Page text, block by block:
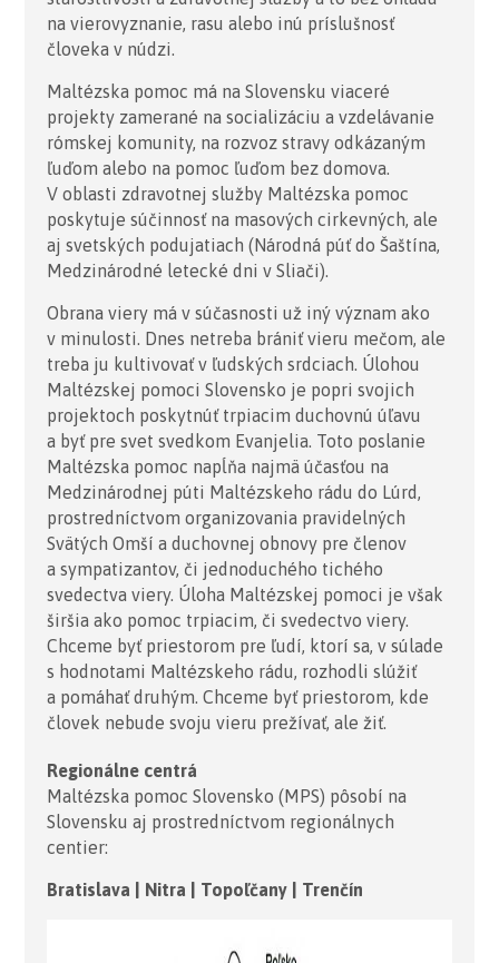
na vierovyznanie, rasu alebo inú príslušnosť
človeka v núdzi.
Maltézska pomoc má na Slovensku viaceré
projekty zamerané na socializáciu a vzdelávanie
rómskej komunity, na rozvoz stravy odkázaným
ľuďom alebo na pomoc ľuďom bez domova.
V oblasti zdravotnej služby Maltézska pomoc
poskytuje súčinnosť na masových cirkevných, ale
aj svetských podujatiach (Národná púť do Šaštína,
Medzinárodné letecké dni v Sliači).
Obrana viery má v súčasnosti už iný význam ako
v minulosti. Dnes netreba brániť vieru mečom, ale
treba ju kultivovať v ľudských srdciach. Úlohou
Maltézskej pomoci Slovensko je popri svojich
projektoch poskytnúť trpiacim duchovnú úľavu
a byť pre svet svedkom Evanjelia. Toto poslanie
Maltézska pomoc napĺňa najmä účasťou na
Medzinárodnej púti Maltézskeho rádu do Lúrd,
prostredníctvom organizovania pravidelných
Svätých Omší a duchovnej obnovy pre členov
a sympatizantov, či jednoduchého tichého
svedectva viery. Úloha Maltézskej pomoci je však
širšia ako pomoc trpiacim, či svedectvo viery.
Chceme byť priestorom pre ľudí, ktorí sa, v súlade
s hodnotami Maltézskeho rádu, rozhodli slúžiť
a pomáhať druhým. Chceme byť priestorom, kde
človek nebude svoju vieru prežívať, ale žiť.
Regionálne centrá
Maltézska pomoc Slovensko (MPS) pôsobí na
Slovensku aj prostredníctvom regionálnych
centier:
Bratislava | Nitra | Topoľčany | Trenčín